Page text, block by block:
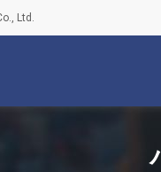
Ltd.